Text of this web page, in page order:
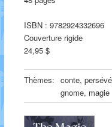
ISBN : 9782924332696
Couverture rigide
24,95 $
Thèmes: conte,
gnome, magie